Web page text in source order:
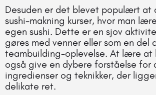
Desuden er det blevet populært at
sushi-makning kurser, hvor man
egen sushi. Dette er en sjov
gøres med venner eller som en del
teambuilding-oplevelse. At lære at
også give en dybere forståelse for
ingredienser og teknikker, der
delikate ret.